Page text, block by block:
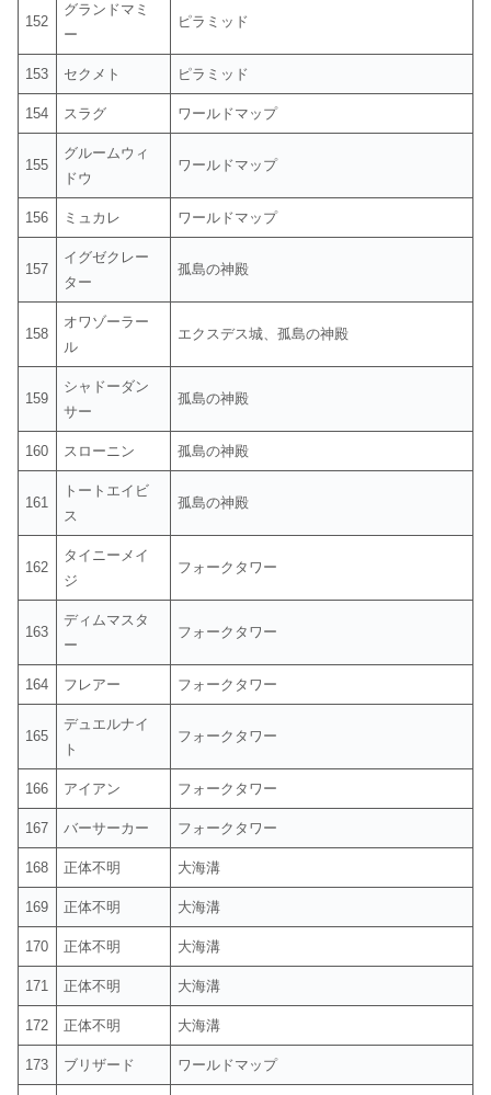
152
グランドマミ
ー
ピラミッド
153 セクメト ピラミッド
154 スラグ ワールドマップ
155
グルームウィ
ドウ
ワールドマップ
156 ミュカレ ワールドマップ
157
イグゼクレー
ター
孤島の神殿
158
オワゾーラー
ル
エクスデス城、孤島の神殿
159
シャドーダン
サー
孤島の神殿
160 スローニン 孤島の神殿
161
トートエイビ
ス
孤島の神殿
162
タイニーメイ
ジ
フォークタワー
163
ディムマスタ
ー
フォークタワー
164 フレアー フォークタワー
165
デュエルナイ
ト
フォークタワー
166 アイアン フォークタワー
167 バーサーカー フォークタワー
168 正体不明 大海溝
169 正体不明 大海溝
170 正体不明 大海溝
171 正体不明 大海溝
172 正体不明 大海溝
173 ブリザード ワールドマップ